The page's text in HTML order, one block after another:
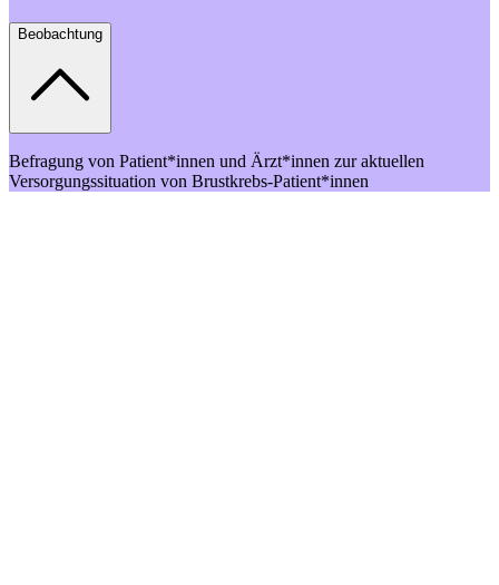
Beobachtung
Befragung von Patient*innen und Ärzt*innen zur aktuellen
Versorgungssituation von Brustkrebs-Patient*innen